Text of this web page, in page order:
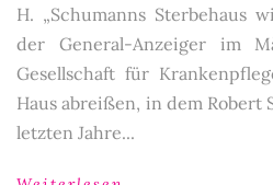
H. „Schumanns Sterbehaus
der General-Anzeiger im
Gesellschaft für
Haus abreißen, in dem Robert
letzten Jahre...